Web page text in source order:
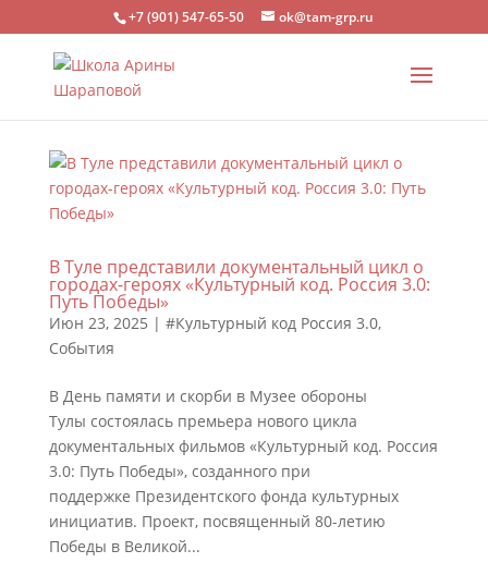
+7 (901) 547-65-50 ok@tam-grp.ru
В Туле представили документальный цикл о
городах-героях «Культурный код. Россия 3.0:
Путь Победы»
Июн 23, 2025 | #Культурный код Россия 3.0,
События
В День памяти и скорби в Музее обороны
Тулы состоялась премьера нового цикла
документальных фильмов «Культурный код. Россия
3.0: Путь Победы», созданного при
поддержке Президентского фонда культурных
инициатив. Проект, посвященный 80-летию
Победы в Великой...